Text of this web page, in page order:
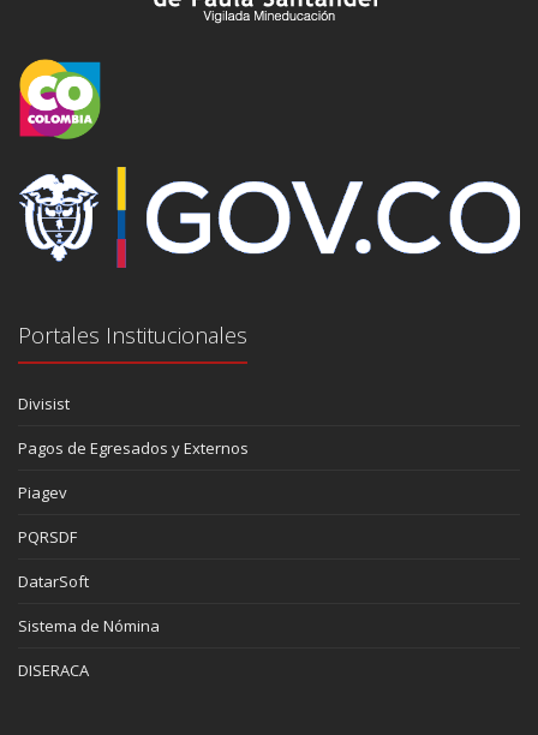
Portales Institucionales
Divisist
Pagos de Egresados y Externos
Piagev
PQRSDF
DatarSoft
Sistema de Nómina
DISERACA